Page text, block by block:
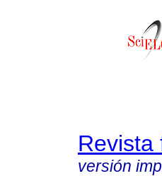
Revista
versión